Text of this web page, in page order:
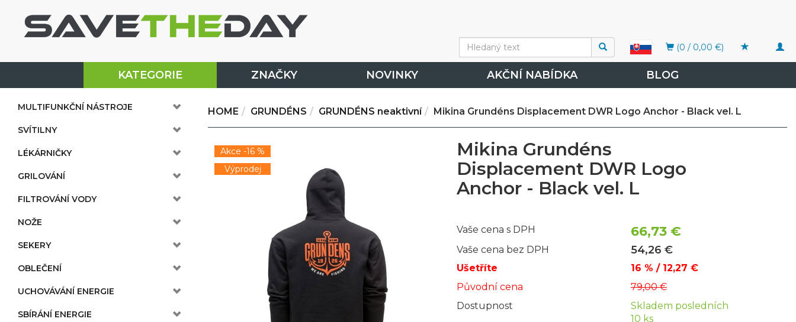
(0 / 0,00 €)
KATEGORIE ZNAČKY NOVINKY AKČNÍ NABÍDKA BLOG
MULTIFUNKČNÍ NÁSTROJE
SVÍTILNY
LÉKÁRNIČKY
GRILOVÁNÍ
FILTROVÁNÍ VODY
NOŽE
SEKERY
OBLEČENÍ
UCHOVÁVÁNÍ ENERGIE
SBÍRÁNÍ ENERGIE
HOME GRUNDÉNS GRUNDÉNS neaktivní Mikina Grundéns Displacement DWR Logo Anchor - Black vel. L
Akce -16 %
Výprodej
Mikina Grundéns
Displacement DWR Logo
Anchor - Black vel. L
Vaše cena s DPH 66,73 €
Vaše cena bez DPH 54,26 €
Ušetříte
16 % / 12,27 €
Původní cena
79,00 €
Dostupnost
Skladem posledních
10 ks